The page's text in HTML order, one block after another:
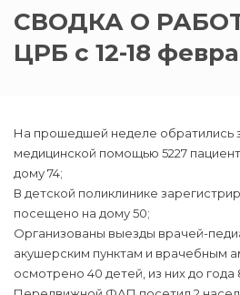
СВОДКА О
ЦРБ с 12-18
На прошедшей неделе обратились
медицинской помощью 5227
дому 74;
В детской поликлинике
посещено на дому 50;
Организованы выезды врачей-
акушерским пунктам и врачебным
осмотрено 40 детей, из них до года